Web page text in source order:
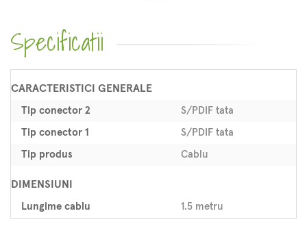
Specificatii
CARACTERISTICI GENERALE
Tip conector 2 S/PDIF tata
Tip conector 1 S/PDIF tata
Tip produs Cablu
DIMENSIUNI
Lungime cablu 1.5 metru